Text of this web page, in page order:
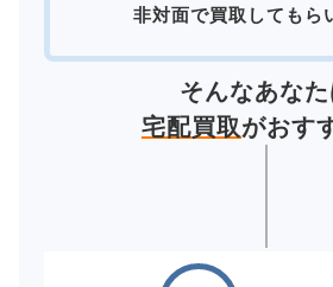
非対面で買取してもら
そんなあなた
宅配買取がおす